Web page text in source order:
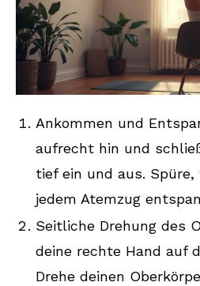
Ankommen und
aufrecht hin und
tief ein und aus.
jedem Atemzug
Seitliche Drehung des
deine rechte Hand auf
Drehe deinen